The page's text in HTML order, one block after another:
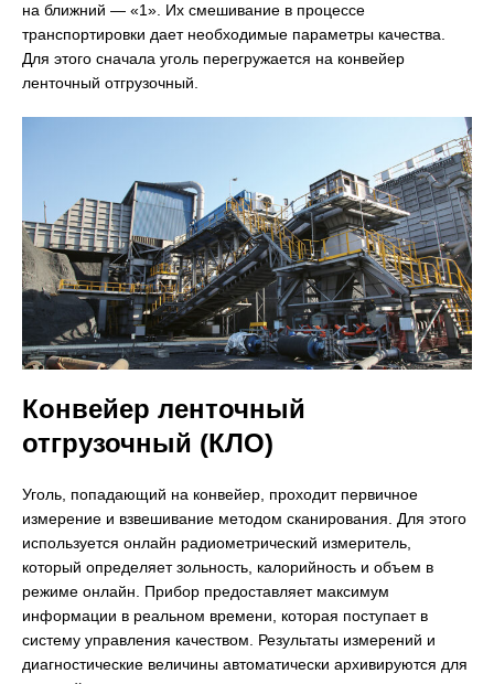
на ближний — «1». Их смешивание в процессе
транспортировки дает необходимые параметры качества.
Для этого сначала уголь перегружается на конвейер
ленточный отгрузочный.
Конвейер ленточный
отгрузочный (КЛО)
Уголь, попадающий на конвейер, проходит первичное
измерение и взвешивание методом сканирования. Для этого
используется онлайн радиометрический измеритель,
который определяет зольность, калорийность и объем в
режиме онлайн. Прибор предоставляет максимум
информации в реальном времени, которая поступает в
систему управления качеством. Результаты измерений и
диагностические величины автоматически архивируются для